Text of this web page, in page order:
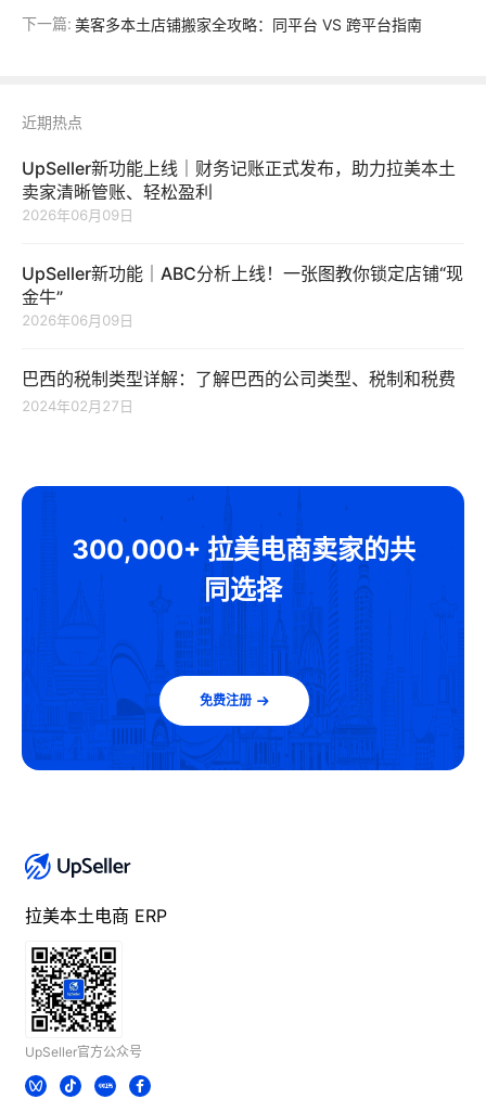
下一篇: 美客多本土店铺搬家全攻略：同平台 VS 跨平台指南
近期热点
UpSeller新功能上线｜财务记账正式发布，助力拉美本土
卖家清晰管账、轻松盈利
2026年06月09日
UpSeller新功能｜ABC分析上线！一张图教你锁定店铺“现
金牛”
2026年06月09日
巴西的税制类型详解：了解巴西的公司类型、税制和税费
2024年02月27日
300,000+ 拉美电商卖家的共
同选择
免费注册
拉美本土电商 ERP
UpSeller官方公众号